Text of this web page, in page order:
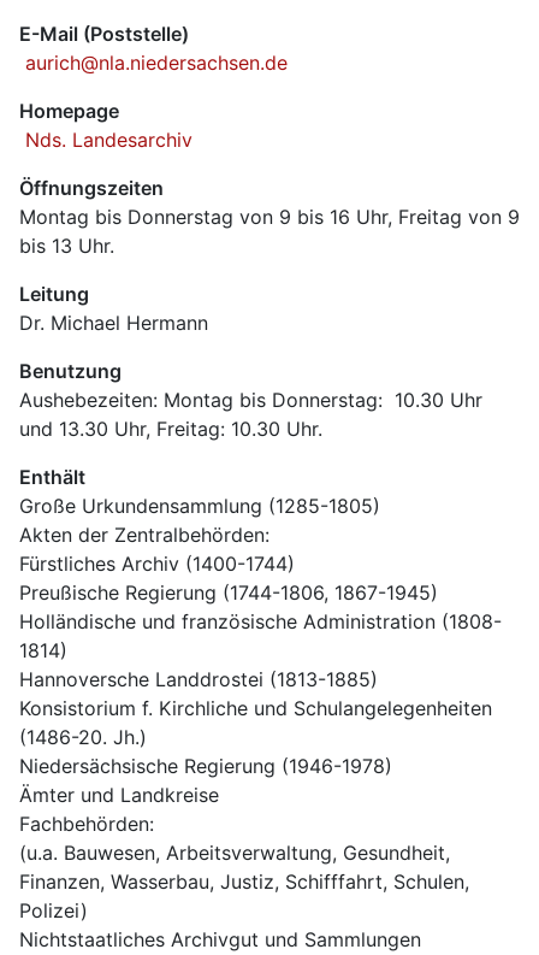
E-Mail (Poststelle)
aurich@nla.niedersachsen.de
Homepage
Nds. Landesarchiv
Öffnungszeiten
Montag bis Donnerstag von 9 bis 16 Uhr, Freitag von 9
bis 13 Uhr.
Leitung
Dr. Michael Hermann
Benutzung
Aushebezeiten: Montag bis Donnerstag:  10.30 Uhr
und 13.30 Uhr, Freitag: 10.30 Uhr.
Enthält
Große Urkundensammlung (1285-1805)
Akten der Zentralbehörden:
Fürstliches Archiv (1400-1744)
Preußische Regierung (1744-1806, 1867-1945)
Holländische und französische Administration (1808-
1814)
Hannoversche Landdrostei (1813-1885)
Konsistorium f. Kirchliche und Schulangelegenheiten
(1486-20. Jh.)
Niedersächsische Regierung (1946-1978)
Ämter und Landkreise
Fachbehörden:
(u.a. Bauwesen, Arbeitsverwaltung, Gesundheit,
Finanzen, Wasserbau, Justiz, Schifffahrt, Schulen,
Polizei)
Nichtstaatliches Archivgut und Sammlungen